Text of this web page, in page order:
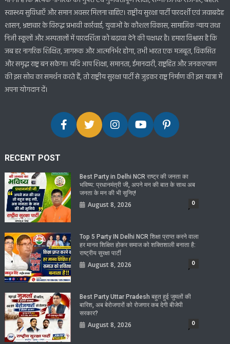
स्वास्थ्य सुविधाएँ और समान अवसर मिलना चाहिए। राष्ट्रीय सुरक्षा पार्टी पारदर्शी एवं जवाबदेह
शासन, भ्रष्टाचार के विरुद्ध प्रभावी कार्रवाई, युवाओं के कौशल विकास, सामाजिक न्याय तथा
निजी स्कूलों और अस्पतालों में पारदर्शिता को बढ़ावा देने की पक्षधर है। हमारा विश्वास है कि
जब हर नागरिक शिक्षित, जागरूक और आत्मनिर्भर होगा, तभी भारत एक मजबूत, विकसित
और समृद्ध राष्ट्र बन सकेगा। यदि आप शिक्षा, समानता, ईमानदारी, राष्ट्रहित और जनकल्याण
की इस सोच का समर्थन करते हैं, तो राष्ट्रीय सुरक्षा पार्टी से जुड़कर राष्ट्र निर्माण की इस यात्रा में
अपना योगदान दें।
RECENT POST
Best Party in Delhi NCR राष्ट्र की जनता का
भविष्य: प्रधानमंत्री जी, अपने मन की बात के साथ अब
जनता के मन की भी सुनिए!
August 8, 2026 0
Top 5 Party IN Delhi NCR शिक्षा प्राप्त करने वाला
हर मानव शिक्षित होकर समाज को शक्तिशाली बनाता है:
राष्ट्रीय सुरक्षा पार्टी
August 8, 2026 0
Best Party Uttar Pradesh बहुत हुई जुमलों की
बारिश, अब बेरोजगारों को रोजगार कब देगी बीजेपी
सरकार?
August 8, 2026 0